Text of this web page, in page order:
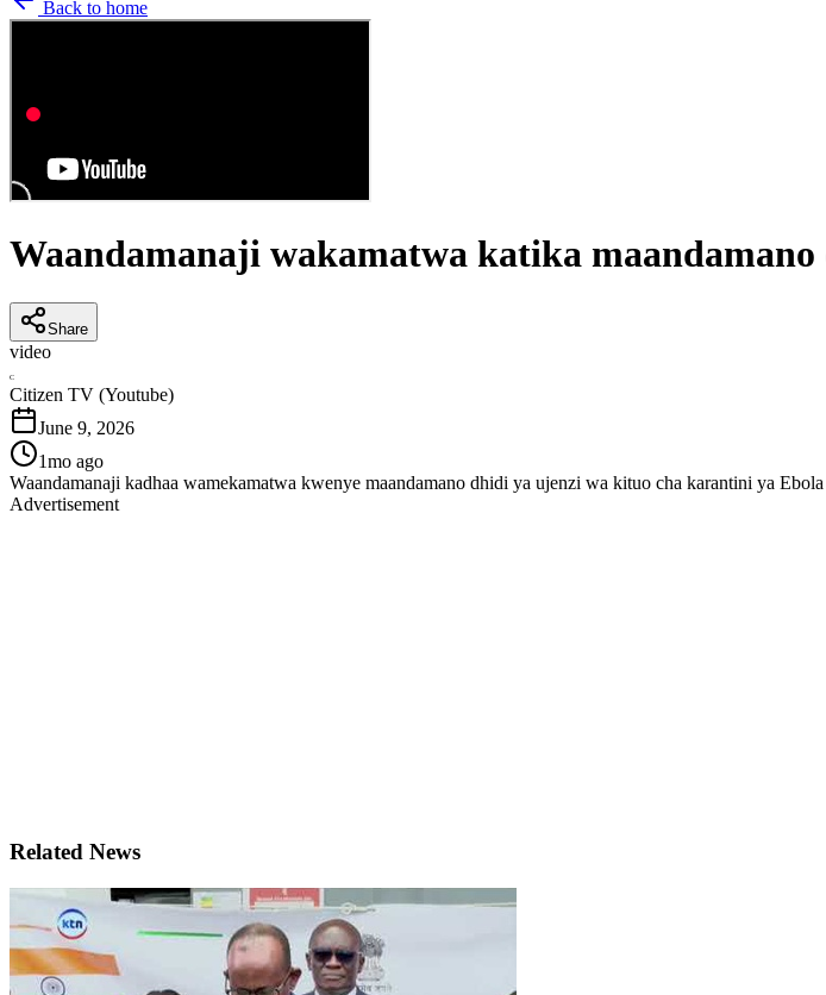
Back to home
Waandamanaji wakamatwa katika
Share
video
C
Citizen TV (Youtube)
June 9, 2026
1mo ago
Waandamanaji kadhaa wamekamatwa kwenye maandamano dhidi ya ujenzi wa kituo cha karantini ya
Advertisement
Related News